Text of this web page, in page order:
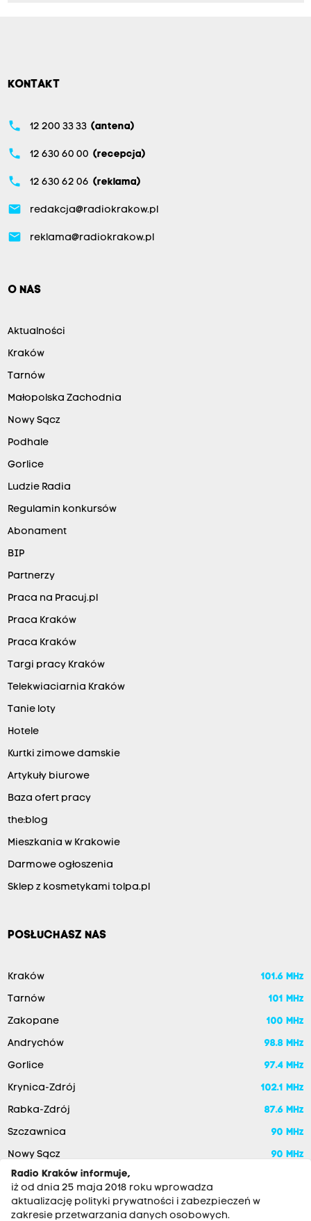
KONTAKT
phone 12 200 33 33 (antena)
phone 12 630 60 00 (recepcja)
phone 12 630 62 06 (reklama)
email redakcja@radiokrakow.pl
email reklama@radiokrakow.pl
O NAS
Aktualności
Kraków
Tarnów
Małopolska Zachodnia
Nowy Sącz
Podhale
Gorlice
Ludzie Radia
Regulamin konkursów
Abonament
BIP
Partnerzy
Praca na Pracuj.pl
Praca Kraków
Praca Kraków
Targi pracy Kraków
Telekwiaciarnia Kraków
Tanie loty
Hotele
Kurtki zimowe damskie
Artykuły biurowe
Baza ofert pracy
the:blog
Mieszkania w Krakowie
Darmowe ogłoszenia
Sklep z kosmetykami tolpa.pl
POSŁUCHASZ NAS
Kraków 101.6 MHz
Tarnów 101 MHz
Zakopane 100 MHz
Andrychów 98.8 MHz
Gorlice 97.4 MHz
Krynica-Zdrój 102.1 MHz
Rabka-Zdrój 87.6 MHz
Szczawnica 90 MHz
Nowy Sącz
90 MHz
Radio Kraków informuje,
iż od dnia 25 maja 2018 roku wprowadza
aktualizację polityki prywatności i zabezpieczeń w
zakresie przetwarzania danych osobowych.